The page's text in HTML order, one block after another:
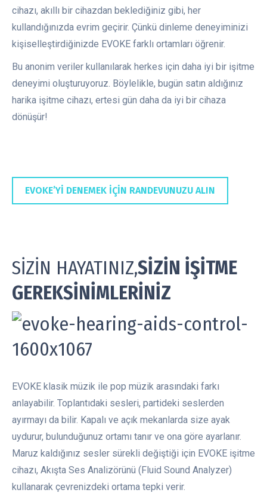
cihazı, akıllı bir cihazdan beklediğiniz gibi, her
kullandığınızda evrim geçirir. Çünkü dinleme deneyiminizi
kişiselleştirdiğinizde EVOKE farklı ortamları öğrenir.
Bu anonim veriler kullanılarak herkes için daha iyi bir işitme
deneyimi oluşturuyoruz. Böylelikle, bugün satın aldığınız
harika işitme cihazı, ertesi gün daha da iyi bir cihaza
dönüşür!
EVOKE’Yİ DENEMEK İÇİN RANDEVUNUZU ALIN
SİZİN HAYATINIZ,SİZİN İŞİTME
GEREKSİNİMLERİNİZ
EVOKE klasik müzik ile pop müzik arasındaki farkı
anlayabilir. Toplantıdaki sesleri, partideki seslerden
ayırmayı da bilir. Kapalı ve açık mekanlarda size ayak
uydurur, bulunduğunuz ortamı tanır ve ona göre ayarlanır.
Maruz kaldığınız sesler sürekli değiştiği için EVOKE işitme
cihazı, Akışta Ses Analizörünü (Fluid Sound Analyzer)
kullanarak çevrenizdeki ortama tepki verir.